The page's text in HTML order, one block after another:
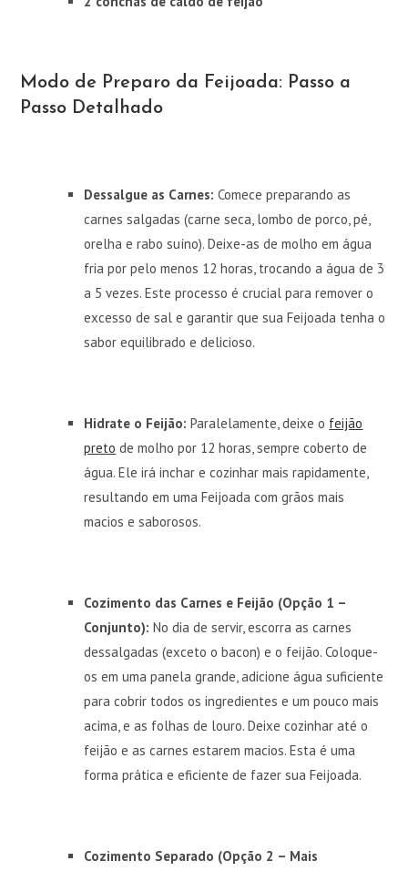
Modo de Preparo da Feijoada: Passo a
Passo Detalhado
Dessalgue as Carnes: Comece preparando as
carnes salgadas (carne seca, lombo de porco, pé,
orelha e rabo suíno). Deixe-as de molho em água
fria por pelo menos 12 horas, trocando a água de 3
a 5 vezes. Este processo é crucial para remover o
excesso de sal e garantir que sua Feijoada tenha o
sabor equilibrado e delicioso.
Hidrate o Feijão: Paralelamente, deixe o feijão
preto de molho por 12 horas, sempre coberto de
água. Ele irá inchar e cozinhar mais rapidamente,
resultando em uma Feijoada com grãos mais
macios e saborosos.
Cozimento das Carnes e Feijão (Opção 1 –
Conjunto): No dia de servir, escorra as carnes
dessalgadas (exceto o bacon) e o feijão. Coloque-
os em uma panela grande, adicione água suficiente
para cobrir todos os ingredientes e um pouco mais
acima, e as folhas de louro. Deixe cozinhar até o
feijão e as carnes estarem macios. Esta é uma
forma prática e eficiente de fazer sua Feijoada.
Cozimento Separado (Opção 2 – Mais